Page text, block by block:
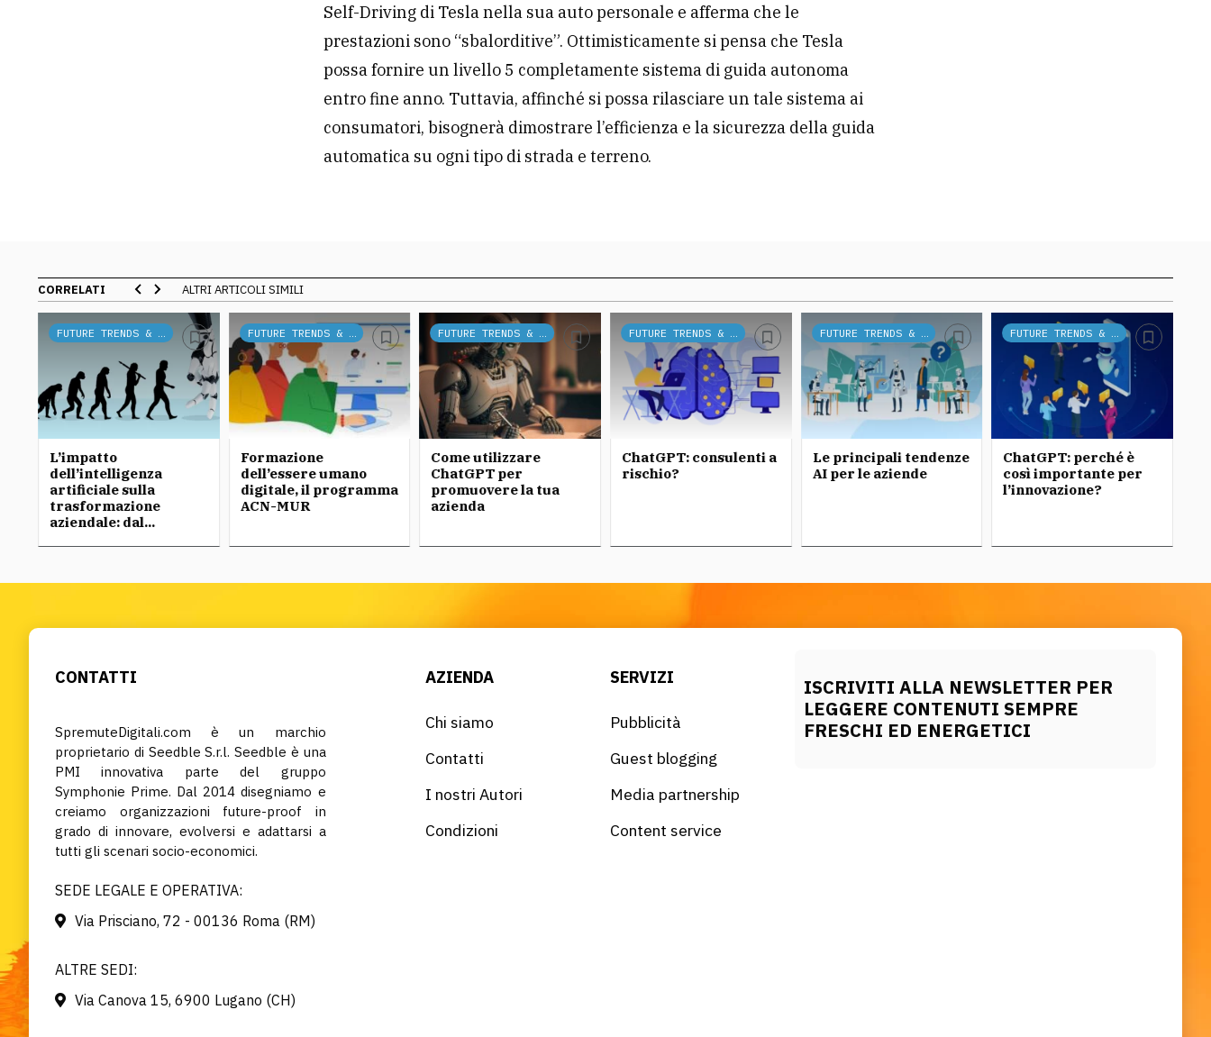
Self-Driving di Tesla nella sua auto personale e afferma che le
prestazioni sono “sbalorditive”. Ottimisticamente si pensa che Tesla
possa fornire un livello 5 completamente sistema di guida autonoma
entro fine anno. Tuttavia, affinché si possa rilasciare un tale sistema ai
consumatori, bisognerà dimostrare l’efficienza e la sicurezza della guida
automatica su ogni tipo di strada e terreno.
CORRELATI ALTRI ARTICOLI SIMILI
L’impatto
dell’intelligenza
artificiale sulla
trasformazione
aziendale: dal...
Formazione
dell’essere umano
digitale, il programma
ACN-MUR
Come utilizzare
ChatGPT per
promuovere la tua
azienda
ChatGPT: consulenti a
rischio?
Le principali tendenze
AI per le aziende
ChatGPT: perché è
così importante per
l’innovazione?
CONTATTI
SpremuteDigitali.com è un marchio
proprietario di Seedble S.r.l. Seedble è una
PMI innovativa parte del gruppo
Symphonie Prime. Dal 2014 disegniamo e
creiamo organizzazioni future-proof in
grado di innovare, evolversi e adattarsi a
tutti gli scenari socio-economici.
SEDE LEGALE E OPERATIVA:
Via Prisciano, 72 - 00136 Roma (RM)
ALTRE SEDI:
Via Canova 15, 6900 Lugano (CH)
AZIENDA
Chi siamo
Contatti
I nostri Autori
Condizioni
SERVIZI
Pubblicità
Guest blogging
Media partnership
Content service
ISCRIVITI ALLA NEWSLETTER PER
LEGGERE CONTENUTI SEMPRE
FRESCHI ED ENERGETICI